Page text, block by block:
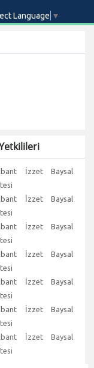
Language ▼
İzzet Baysal
İzzet Baysal
İzzet Baysal
İzzet Baysal
İzzet Baysal
İzzet Baysal
İzzet Baysal